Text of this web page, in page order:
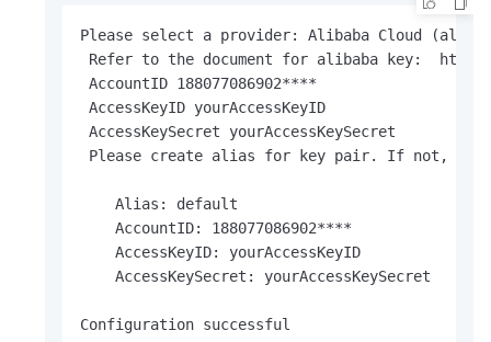
Please select a provider: Alibaba Cloud
Refer to the document for alibaba key:
AccountID 188077086902****
AccessKeyID yourAccessKeyID
AccessKeySecret yourAccessKeySecret
Please create alias for key pair. If not,
    Alias: default
    AccountID: 188077086902****
    AccessKeyID: yourAccessKeyID
    AccessKeySecret: yourAccessKeySecret
Configuration successful